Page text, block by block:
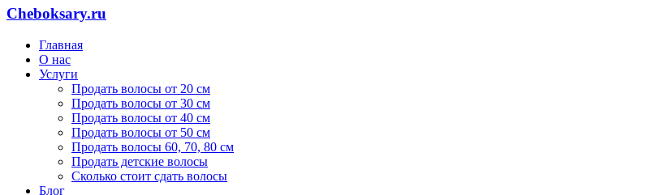
Cheboksary.ru
Главная
О нас
Услуги
Продать волосы от 20 см
Продать волосы от 30 см
Продать волосы от 40 см
Продать волосы от 50 см
Продать волосы 60, 70, 80 см
Продать детские волосы
Сколько стоит сдать волосы
Блог